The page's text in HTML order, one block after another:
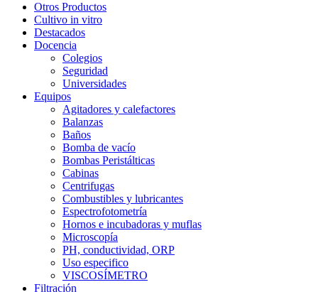
Otros Productos
Cultivo in vitro
Destacados
Docencia
Colegios
Seguridad
Universidades
Equipos
Agitadores y calefactores
Balanzas
Baños
Bomba de vacío
Bombas Peristálticas
Cabinas
Centrifugas
Combustibles y lubricantes
Espectrofotometría
Hornos e incubadoras y muflas
Microscopía
PH, conductividad, ORP
Uso especifico
VISCOSÍMETRO
Filtración